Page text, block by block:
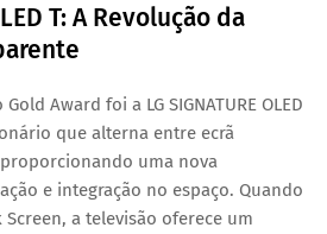
T: A Revolução da
Gold Award foi a LG SIGNATURE OLED
que alterna entre ecrã
uma nova
e integração no espaço. Quando
Screen, a televisão oferece um